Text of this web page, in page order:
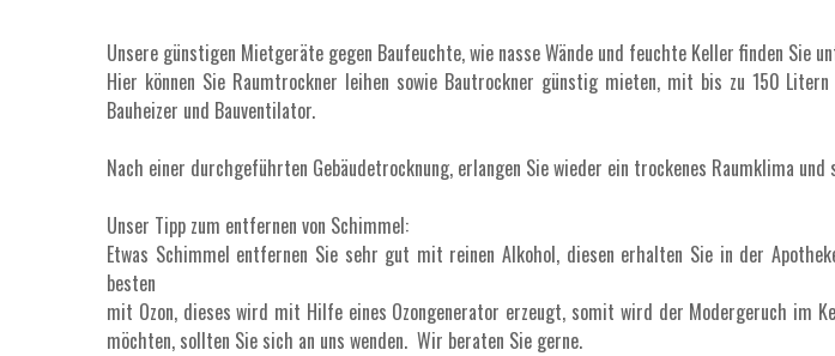
Unsere günstigen Mietgeräte gegen Baufeuchte, wie nasse Wände und feuchte Keller finden Sie
Hier können Sie Raumtrockner leihen sowie Bautrockner günstig mieten, mit bis zu 150
Bauheizer und Bauventilator.
Nach einer durchgeführten Gebäudetrocknung, erlangen Sie wieder ein trockenes Raumklima
Unser Tipp zum entfernen von Schimmel:
Etwas Schimmel entfernen Sie sehr gut mit reinen Alkohol, diesen erhalten Sie in der
besten
mit Ozon, dieses wird mit Hilfe eines Ozongenerator erzeugt, somit wird der Modergeruch im
möchten, sollten Sie sich an uns wenden. Wir beraten Sie gerne.